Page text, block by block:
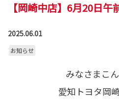
【岡崎中店】6月20日
2025.06.01
お知らせ
みなさまこ
愛知トヨタ岡